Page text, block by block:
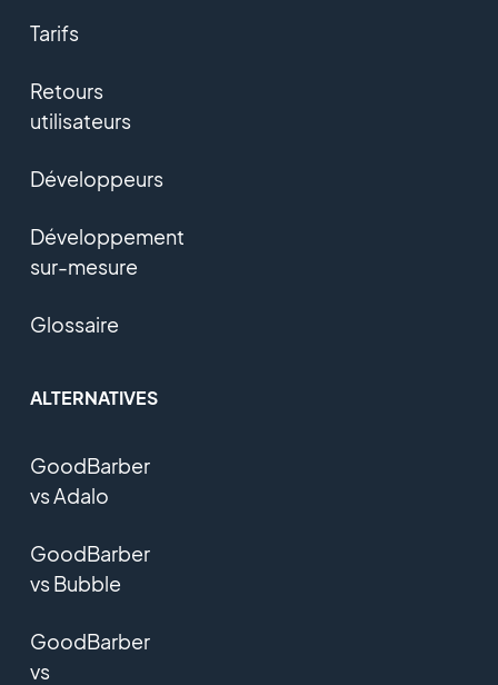
Tarifs
Retours
utilisateurs
Développeurs
Développement
sur-mesure
Glossaire
ALTERNATIVES
GoodBarber
vs Adalo
GoodBarber
vs Bubble
GoodBarber
vs